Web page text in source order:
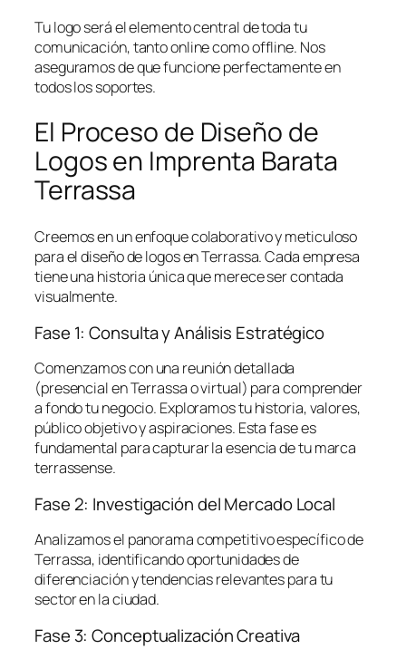
Tu logo será el elemento central de toda tu
comunicación, tanto online como offline. Nos
aseguramos de que funcione perfectamente en
todos los soportes.
El Proceso de Diseño de
Logos en Imprenta Barata
Terrassa
Creemos en un enfoque colaborativo y meticuloso
para el diseño de logos en Terrassa. Cada empresa
tiene una historia única que merece ser contada
visualmente.
Fase 1: Consulta y Análisis Estratégico
Comenzamos con una reunión detallada
(presencial en Terrassa o virtual) para comprender
a fondo tu negocio. Exploramos tu historia, valores,
público objetivo y aspiraciones. Esta fase es
fundamental para capturar la esencia de tu marca
terrassense.
Fase 2: Investigación del Mercado Local
Analizamos el panorama competitivo específico de
Terrassa, identificando oportunidades de
diferenciación y tendencias relevantes para tu
sector en la ciudad.
Fase 3: Conceptualización Creativa